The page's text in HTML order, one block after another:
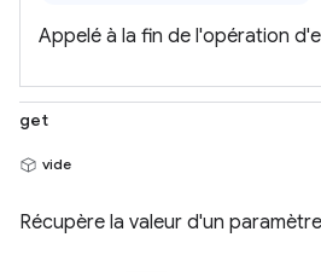
Appelé à la fin de l'opération
get
vide
Récupère la valeur d'un